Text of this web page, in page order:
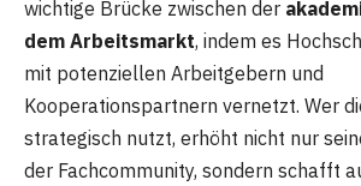
wichtige Brücke zwischen der
dem Arbeitsmarkt, indem es
mit potenziellen Arbeitgebern und
Kooperationspartnern vernetzt. Wer
strategisch nutzt, erhöht nicht nur
der Fachcommunity, sondern schafft